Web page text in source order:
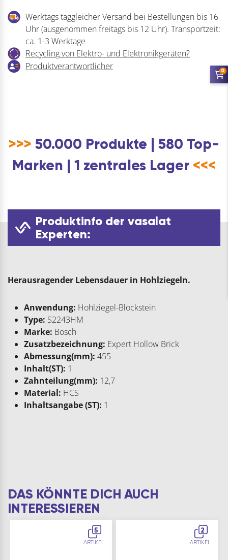
MengeWerktags taggleicher Versand bei Bestellungen bis 16
Uhr (ausgenommen freitags bis 12 Uhr). Transportzeit:
ca. 1-3 Werktage
Recycling von Elektro- und Elektronikgeräten?
Produktverantwortlicher
>>> 50.000 Produkte | 580 Top-
Marken | 1 zentrales Lager <<<
Produktinfo der vasalat
Experten:
Herausragender Lebensdauer in Hohlziegeln.
Anwendung: Hohlziegel-Blockstein
Type: S2243HM
Marke: Bosch
Zusatzbezeichnung: Expert Hollow Brick
Abmessung(mm): 455
Inhalt(ST): 1
Zahnteilung(mm): 12,7
Material: HCS
Inhaltsangabe (ST): 1
DAS KÖNNTE DICH AUCH
INTERESSIEREN
5
ARTIKEL
2
ARTIKEL
0